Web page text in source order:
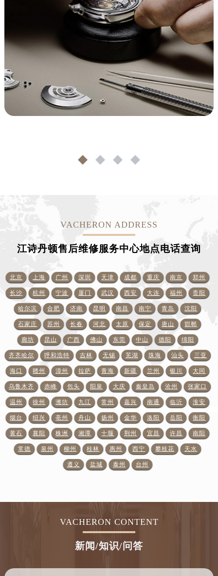
江诗丹顿售后维修服务中心地点电话查询
长沙 杭州 宁波 厦门 武汉 西安 大连 福州 贵阳
哈尔滨 合肥 济南 昆明 南昌 南宁 青岛 沈阳
石家庄 苏州 长春 河北 太原 保定 唐山 邯郸
廊坊 昆山 广西 佛山 东莞 中山 德阳 绵阳
齐齐哈尔 呼和浩特 吉林 无锡 芜湖 珠海 汕头 三亚
海口 赣州 漳州 拉萨 青海 新疆 兰州 银川 大同
乌鲁木齐 赤峰 包头 阳泉 大庆 秦皇岛 沧州 张家口
温州 徐州 潍坊 九江 常州 嘉兴 南通 临沂 淮安
烟台 绍兴 亳州 舟山 扬州 金华 洛阳 岳阳 衡阳
黄石 襄阳 株洲 湘潭 十堰 荆州 宜昌 许昌 南阳
常德 泉州 柳州 桂林 惠州 西宁 攀枝花 天水
遵义 盐城 泰州 台州
新闻/知识/问答